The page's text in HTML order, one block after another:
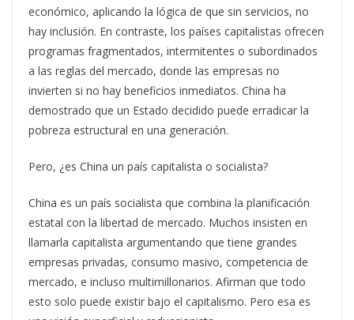
económico, aplicando la lógica de que sin servicios, no
hay inclusión. En contraste, los países capitalistas ofrecen
programas fragmentados, intermitentes o subordinados
a las reglas del mercado, donde las empresas no
invierten si no hay beneficios inmediatos. China ha
demostrado que un Estado decidido puede erradicar la
pobreza estructural en una generación.
Pero, ¿es China un país capitalista o socialista?
China es un país socialista que combina la planificación
estatal con la libertad de mercado. Muchos insisten en
llamarla capitalista argumentando que tiene grandes
empresas privadas, consumo masivo, competencia de
mercado, e incluso multimillonarios. Afirman que todo
esto solo puede existir bajo el capitalismo. Pero esa es